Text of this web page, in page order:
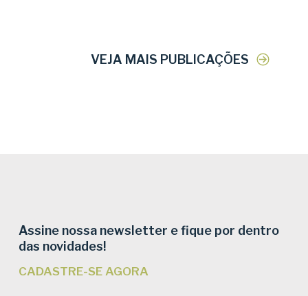
VEJA MAIS PUBLICAÇÕES
Assine nossa newsletter e fique por dentro
das novidades!
CADASTRE-SE AGORA